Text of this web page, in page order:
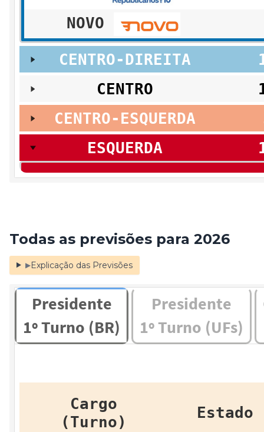
Todas as previsões para 2026
▶Explicação das Previsões